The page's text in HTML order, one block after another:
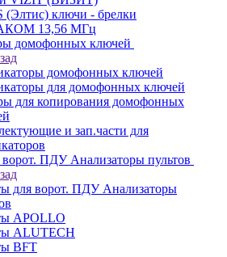
(Элтис) ключи - брелки
13,56 МГц
домофонных ключей
домофонных ключей
для домофонных ключей
для копирования домофонных
и зап.части для
ПДУ Анализаторы пультов
для ворот. ПДУ Анализаторы
APOLLO
ALUTECH
BFT